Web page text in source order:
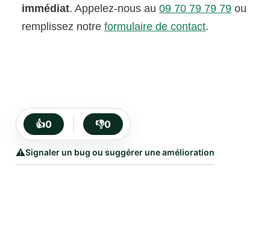
immédiat. Appelez-nous au09 70 79 79 79 ou
remplissez notreformulaire de contact.
👍0 👎0
⚠️Signaler un bug ou suggérer une amélioration